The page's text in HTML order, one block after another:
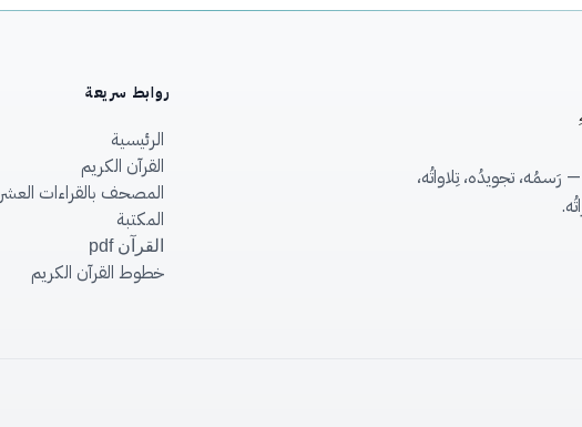
تجويدُه، تِلاواتُه،
روابط سريعة
الرئيسية
القرآن الكريم
المصحف بالقراءات العشر
المكتبة
القرآن pdf
خطوط القرآن الكريم